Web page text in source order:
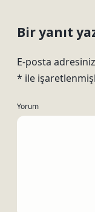
Bir yanıt
E-posta
* ile
Yorum